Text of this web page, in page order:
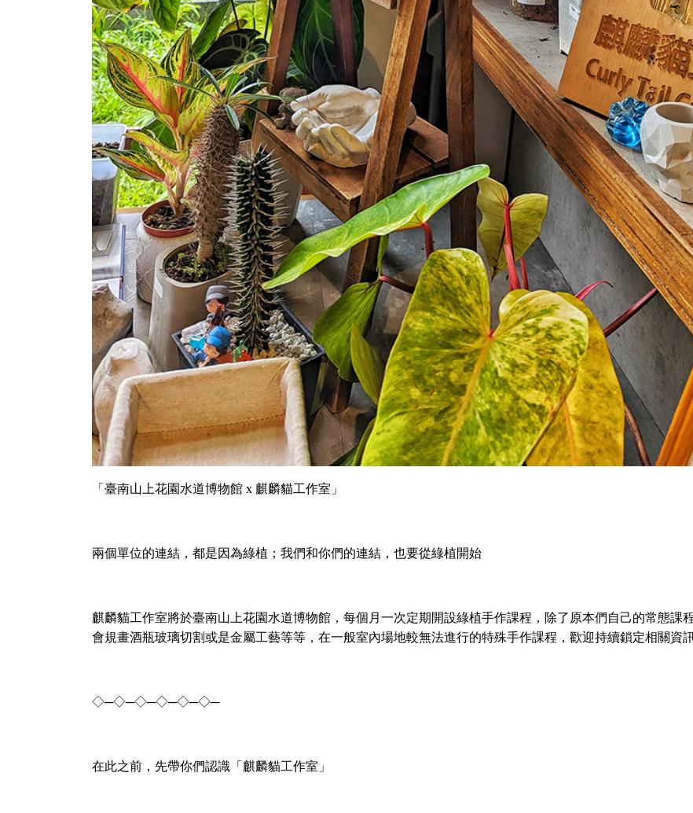
「臺南山上花園水道博物館 x 麒麟貓工作室」
兩個單位的連結，都是因為綠植；我們和你們的連結，也要從綠植開始
麒麟貓工作室將於臺南山上花園水道博物館，每個月一次定期開設綠植手作課程，除了原本們自己的常態課
會規畫酒瓶玻璃切割或是金屬工藝等等，在一般室內場地較無法進行的特殊手作課程，歡迎持續鎖定相關資
◇─◇─◇─◇─◇─◇─
在此之前，先帶你們認識「麒麟貓工作室」